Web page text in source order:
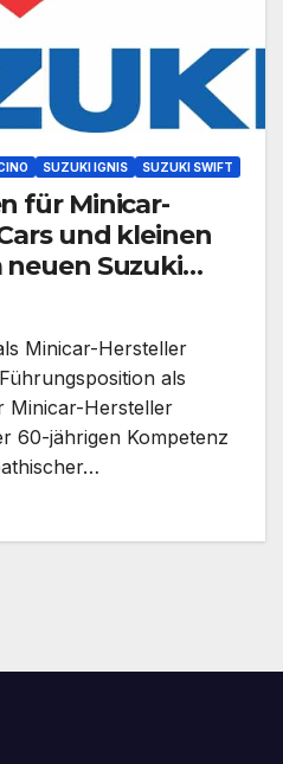
SUZUKI IGNIS SUZUKI SWIFT
für Minicar-
und kleinen
Suzuki
Suzuki Swift
Minicar-Hersteller
als
Minicar-Hersteller
60-jährigen Kompetenz